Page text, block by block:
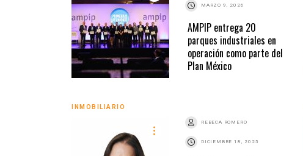
MARZO 9, 2026
AMPIP entrega 20
parques industriales en
operación como parte del
Plan México
INMOBILIARIO
REBECA ROMERO
DICIEMBRE 18, 2025